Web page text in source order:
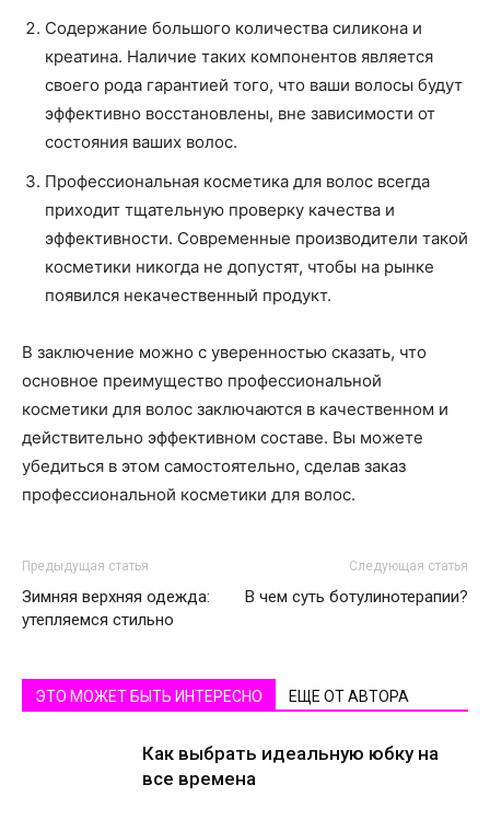
Содержание большого количества силикона и
креатина. Наличие таких компонентов является
своего рода гарантией того, что ваши волосы будут
эффективно восстановлены, вне зависимости от
состояния ваших волос.
Профессиональная косметика для волос всегда
приходит тщательную проверку качества и
эффективности. Современные производители такой
косметики никогда не допустят, чтобы на рынке
появился некачественный продукт.
В заключение можно с уверенностью сказать, что
основное преимущество профессиональной
косметики для волос заключаются в качественном и
действительно эффективном составе. Вы можете
убедиться в этом самостоятельно, сделав заказ
профессиональной косметики для волос.
Предыдущая статья
Зимняя верхняя одежда:
утепляемся стильно
Следующая статья
В чем суть ботулинотерапии?
ЭТО МОЖЕТ БЫТЬ ИНТЕРЕСНО ЕЩЕ ОТ АВТОРА
Как выбрать идеальную юбку на
все времена